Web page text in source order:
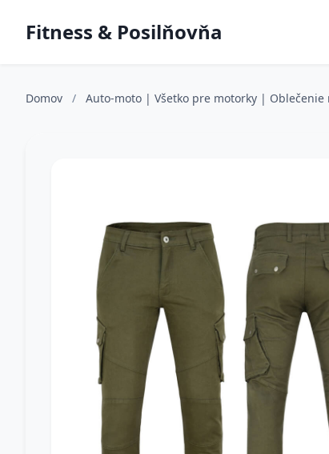
Fitness & Posilňovňa
Domov / Auto-moto | Všetko pre motorky |